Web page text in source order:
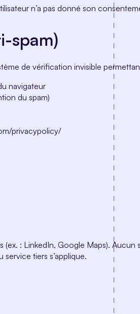
n’a pas donné son
spam)
de vérification invisible
navigateur
du spam)
privacypolicy/
: LinkedIn, Google Maps).
tiers s’applique.